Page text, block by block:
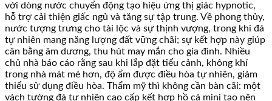
với dòng nước chuyển động tạo hiệu ứng thị giác hypnotic,
hỗ trợ cải thiện giấc ngủ và tăng sự tập trung. Về phong thủy,
nước tượng trưng cho tài lộc và sự thịnh vượng, trong khi đá
tự nhiên mang năng lượng đất vững chãi; sự kết hợp này giúp
cân bằng âm dương, thu hút may mắn cho gia đình. Nhiều
chủ nhà báo cáo rằng sau khi lắp đặt tiểu cảnh, không khí
trong nhà mát mẻ hơn, độ ẩm được điều hòa tự nhiên, giảm
thiểu sử dụng điều hòa. Thẩm mỹ thì không cần bàn cãi: một
vách tường đá tự nhiên cao cấp kết hợp hồ cá mini tạo nên